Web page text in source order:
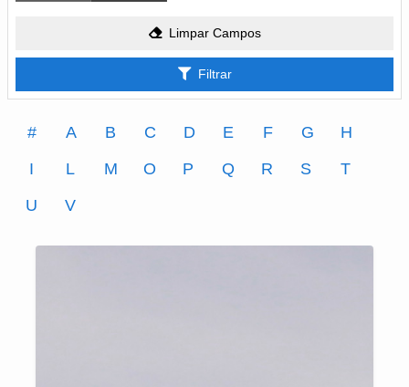
Limpar Campos
Filtrar
# A B C D E F G
H
I
L M O P Q R S
T
U
V